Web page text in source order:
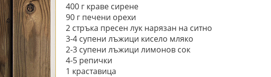
400 г краве сирене
90 г печени орехи
2 стръка пресен лук нарязан на ситно
3-4 супени лъжици кисело мляко
2-3 супени лъжици лимонов сок
4-5 репички
1 краставица